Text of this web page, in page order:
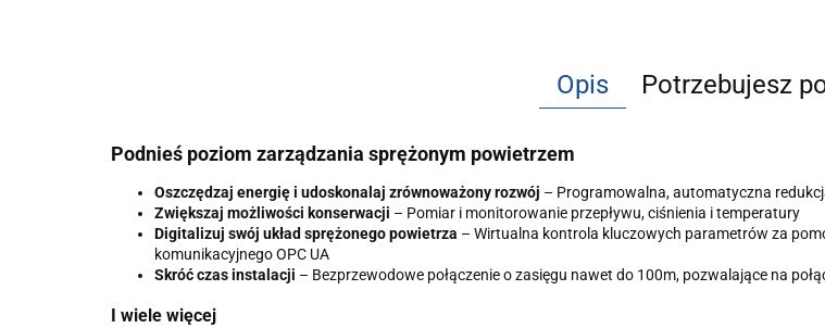
Opis Potrzebujesz
Podnieś poziom zarządzania sprężonym powietrzem
Oszczędzaj energię i udoskonalaj zrównoważony rozwój – Programowalna, automatyczna
Zwiększaj możliwości konserwacji – Pomiar i monitorowanie przepływu, ciśnienia i temperatury
Digitalizuj swój układ sprężonego powietrza – Wirtualna kontrola kluczowych parametrów za
komunikacyjnego OPC UA
Skróć czas instalacji – Bezprzewodowe połączenie o zasięgu nawet do 100m, pozwalające na
I wiele więcej